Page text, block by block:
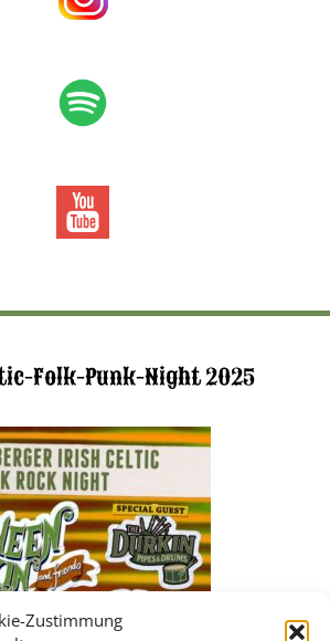
Zustimmung
Folk-Punk-Night 2025